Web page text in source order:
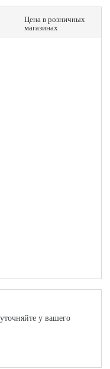
Цена в розничных
магазинах
у вашего